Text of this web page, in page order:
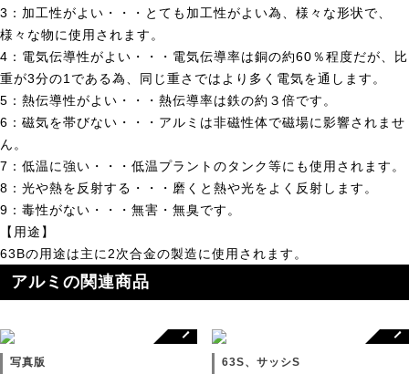
3：加工性がよい・・・とても加工性がよい為、様々な形状で、
様々な物に使用されます。
4：電気伝導性がよい・・・電気伝導率は銅の約60％程度だが、比
重が3分の1である為、同じ重さではより多く電気を通します。
5：熱伝導性がよい・・・熱伝導率は鉄の約３倍です。
6：磁気を帯びない・・・アルミは非磁性体で磁場に影響されませ
ん。
7：低温に強い・・・低温プラントのタンク等にも使用されます。
8：光や熱を反射する・・・磨くと熱や光をよく反射します。
9：毒性がない・・・無害・無臭です。
【用途】
63Bの用途は主に2次合金の製造に使用されます。
アルミの関連商品
写真版 63S、サッシS